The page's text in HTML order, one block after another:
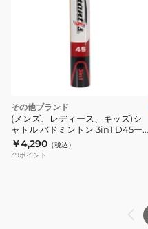
その他ブランド
(メンズ、レディース、キッズ)シ
ャトル バドミントン 3in1 D45ー3
12個入り DM-2146-NO3
￥4,290 （税込）
39ポイント
ワ
イ